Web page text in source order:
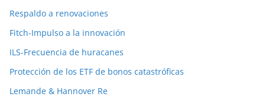
Respaldo a renovaciones
Fitch-Impulso a la innovación
ILS-Frecuencia de huracanes
Protección de los ETF de bonos catastróficas
Lemande & Hannover Re